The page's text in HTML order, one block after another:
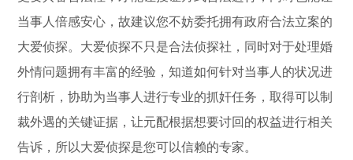
当事人倍感安心，故建议您不妨委托拥有政府合法立案的
大爱侦探。大爱侦探不只是合法侦探社，同时对于处理婚
外情问题拥有丰富的经验，知道如何针对当事人的状况进
行剖析，协助为当事人进行专业的抓奸任务，取得可以制
裁外遇的关键证据，让元配根据想要讨回的权益进行相关
告诉，所以大爱侦探是您可以信赖的专家。